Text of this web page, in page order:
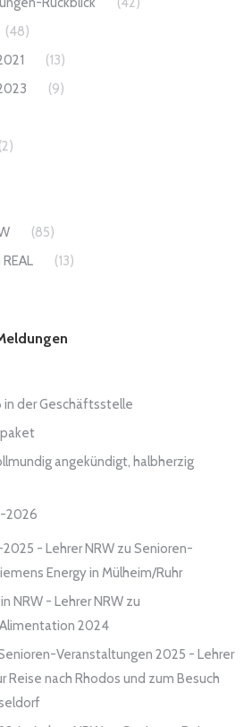
(48)
(13)
(9)
(2)
(85)
(13)
der Geschäftsstelle
angekündigt, halbherzig
2026
- Lehrer NRW zu Senioren-
Energy in Mülheim/Ruhr
NRW - Lehrer NRW zu
2024
Veranstaltungen 2025 - Lehrer
Reise nach Rhodos und zum Besuch